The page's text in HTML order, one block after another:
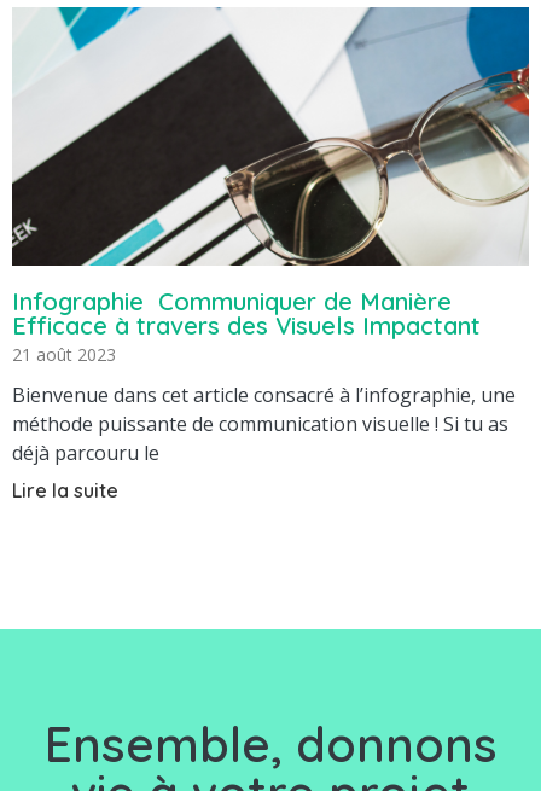
Infographie Communiquer de Manière
Efficace à travers des Visuels Impactant
21 août 2023
Bienvenue dans cet article consacré à l’infographie, une
méthode puissante de communication visuelle ! Si tu as
déjà parcouru le
Lire la suite
Ensemble, donnons